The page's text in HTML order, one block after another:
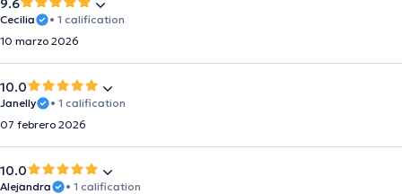
9.6
Cecilia
• 1 calification
10 marzo 2026
10.0
Janelly
• 1 calification
07 febrero 2026
10.0
Alejandra
• 1 calification